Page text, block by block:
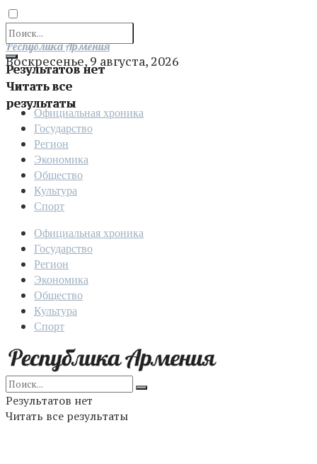
Результатов нет
Читать все
результаты
Отправить
Республика Армения
Воскресенье, 9 августа, 2026
Официальная хроника
Государство
Регион
Экономика
Общество
Культура
Спорт
Официальная хроника
Государство
Регион
Экономика
Общество
Культура
Спорт
Результатов нет
Читать все результаты